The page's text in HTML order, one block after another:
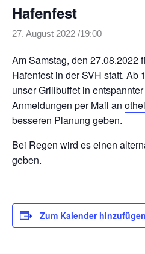
Hafenfest
27. August 2022 /19:00
Am Samstag, den 27.08.2022
Hafenfest in der SVH statt. Ab
unser Grillbuffet in
Anmeldungen per Mail an
besseren Planung geben.
Bei Regen wird es einen
geben.
Zum Kalender hinzufügen